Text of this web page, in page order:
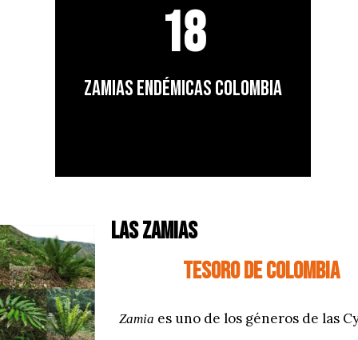
18
zamias endémicas Colombia
LAS ZAMIAS
TESORO DE COLOMBIA
Zamia es uno de los géneros de las